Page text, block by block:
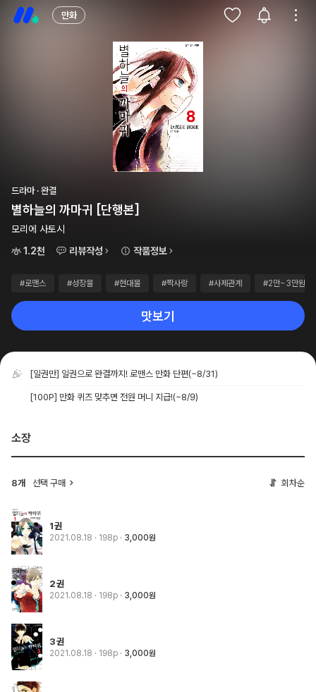
만화
드라마 · 완결
별하늘의 까마귀 [단행본]
모리에 사토시
1.2천
리뷰작성 작품정보
#로맨스 #성장물 #현대물 #짝사랑 #사제관계 #2만~3만원
맛보기
[일권만] 일권으로 완결까지! 로맨스 만화 단편(~8/31)
[100P] 만화 퀴즈 맞추면 전원 머니 지급!(~8/9)
소장
8개 선택 구매 회차순
1권
2021.08.18 · 198p 3,000원
2권
2021.08.18 · 198p 3,000원
3권
2021.08.18 · 198p 3,000원